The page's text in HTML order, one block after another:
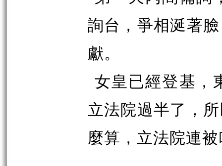
詢台，爭相涎著
獻。
女皇已經登基，
立法院過半了，
麼算，立法院連